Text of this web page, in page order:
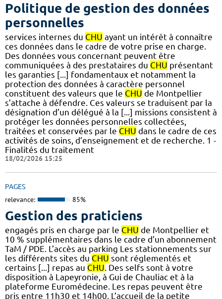
Politique de gestion des données
personnelles
services internes du CHU ayant un intérêt à connaître
ces données dans le cadre de votre prise en charge.
Des données vous concernant peuvent être
communiquées à des prestataires du CHU présentant
les garanties [...] fondamentaux et notamment la
protection des données à caractère personnel
constituent des valeurs que le CHU de Montpellier
s’attache à défendre. Ces valeurs se traduisent par la
désignation d’un délégué à la [...] missions consistent à
protéger les données personnelles collectées,
traitées et conservées par le CHU dans le cadre de ces
activités de soins, d’enseignement et de recherche. 1 -
Finalités du traitement
18/02/2026 15:25
PAGES
relevance: 85%
Gestion des praticiens
engagés pris en charge par le CHU de Montpellier et
10 % supplémentaires dans le cadre d’un abonnement
TaM / PDE. L’accès au parking Les stationnements sur
les différents sites du CHU sont réglementés et
certains [...] repas au CHU. Des selfs sont à votre
disposition à Lapeyronie, à Gui de Chauliac et à la
plateforme Euromédecine. Les repas peuvent être
pris entre 11h30 et 14h00. L’accueil de la petite